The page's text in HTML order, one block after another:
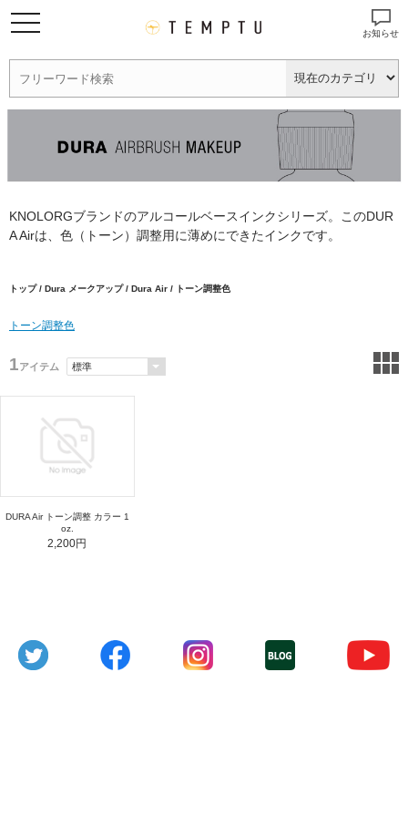
お知らせ
KNOLORGブランドのアルコールベースインクシリーズ。このDUR
A Airは、色（トーン）調整用に薄めにできたインクです。
トップ/ Dura メークアップ/ Dura Air / トーン調整色
トーン調整色
1アイテム
DURA Air トーン調整 カラー 1
oz.
2,200円